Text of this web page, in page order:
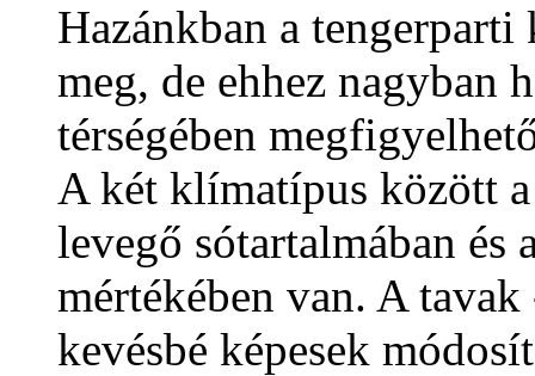
Hazánkban a
meg, de ehhez nagyban
térségében
A két klímatípus között
levegő sótartalmában és
mértékében van. A
kevésbé képesek